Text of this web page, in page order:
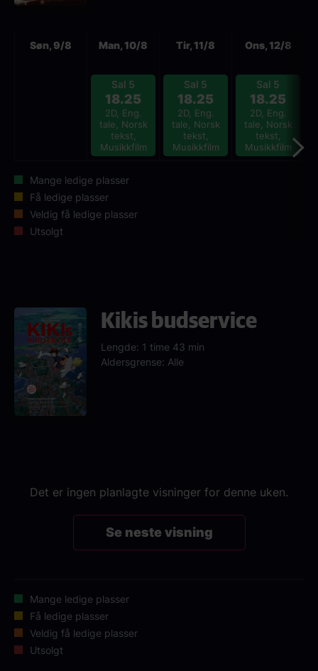
Søn, 9/8 Man, 10/8
Sal 5
18.25
2D, Eng.
tale, Norsk
tekst,
Musikkfilm
Tir, 11/8
Sal 5
18.25
2D, Eng.
tale, Norsk
tekst,
Musikkfilm
Ons, 12/8
Sal 5
18.25
2D, Eng.
tale, Norsk
tekst,
Musikkfilm
Mange ledige plasser
Få ledige plasser
Veldig få ledige plasser
Utsolgt
Kikis budservice
Lengde: 1 time 43 min
Aldersgrense: Alle
Det er ingen planlagte visninger for denne uken.
Se neste visning
Mange ledige plasser
Få ledige plasser
Veldig få ledige plasser
Utsolgt